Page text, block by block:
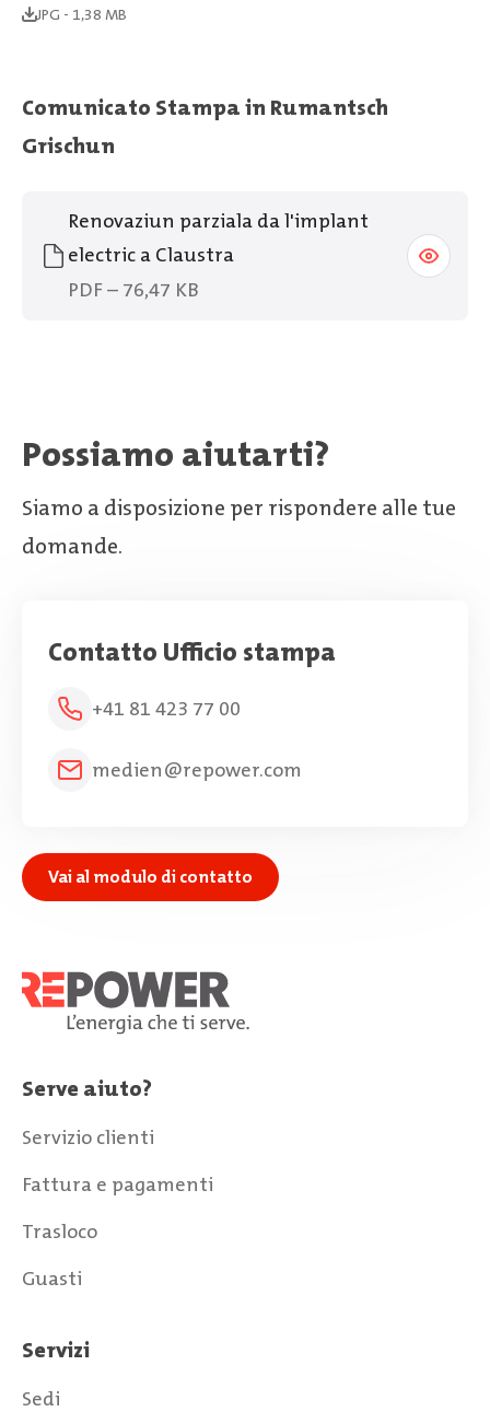
JPG - 1,38 MB
Comunicato Stampa in Rumantsch
Grischun
Renovaziun parziala da l'implant
electric a Claustra
PDF – 76,47 KB
Possiamo aiutarti?
Siamo a disposizione per rispondere alle tue
domande.
Contatto Ufficio stampa
+41 81 423 77 00
medien@repower.com
Vai al modulo di contatto
Serve aiuto?
Servizio clienti
Fattura e pagamenti
Trasloco
Guasti
Servizi
Sedi